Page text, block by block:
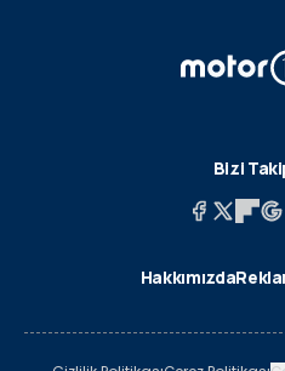
Bizi
Hakkımızda